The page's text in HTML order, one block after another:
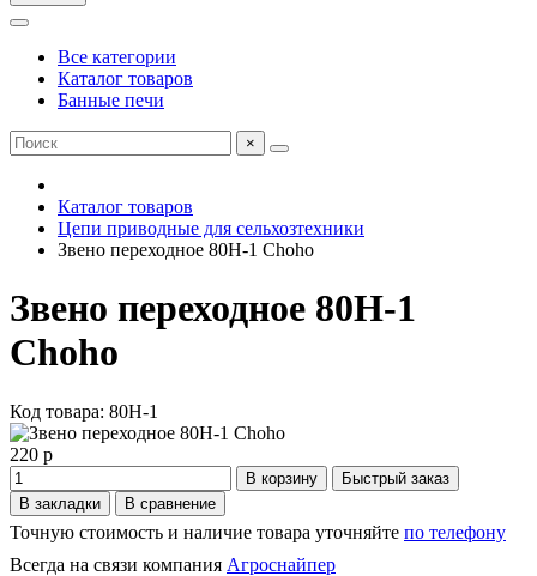
Все категории
Каталог товаров
Банные печи
×
Каталог товаров
Цепи приводные для сельхозтехники
Звено переходное 80H-1 Choho
Звено переходное 80H-1
Choho
Код товара: 80H-1
220 р
В корзину
Быстрый заказ
В закладки
В сравнение
Точную стоимость и наличие товара уточняйте по телефону
Всегда на связи компания Агроснайпер